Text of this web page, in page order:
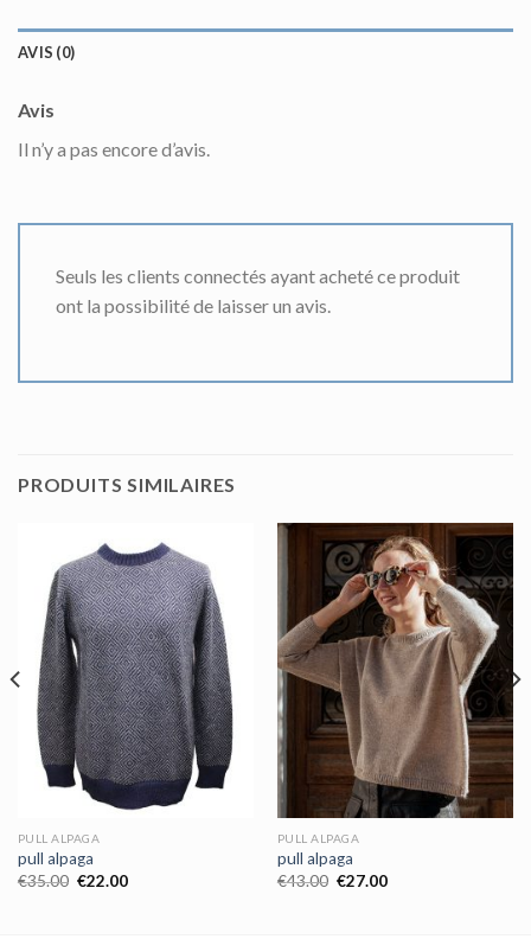
AVIS (0)
Avis
Il n’y a pas encore d’avis.
Seuls les clients connectés ayant acheté ce produit
ont la possibilité de laisser un avis.
PRODUITS SIMILAIRES
PULL ALPAGA
pull alpaga
€35.00 €22.00
PULL ALPAGA
pull alpaga
€43.00 €27.00